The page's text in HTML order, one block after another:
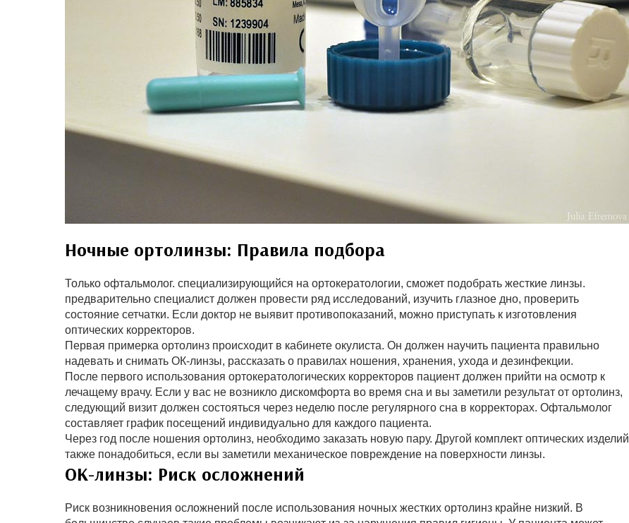
Ночные ортолинзы: Правила подбора
Только офтальмолог. специализирующийся на ортокератологии, сможет подобрать жесткие линзы.
предварительно специалист должен провести ряд исследований, изучить глазное дно, проверить
состояние сетчатки. Если доктор не выявит противопоказаний, можно приступать к изготовления
оптических корректоров.
Первая примерка ортолинз происходит в кабинете окулиста. Он должен научить пациента правильно
надевать и снимать ОК-линзы, рассказать о правилах ношения, хранения, ухода и дезинфекции.
После первого использования ортокератологических корректоров пациент должен прийти на осмотр к
лечащему врачу. Если у вас не возникло дискомфорта во время сна и вы заметили результат от ортолинз,
следующий визит должен состояться через неделю после регулярного сна в корректорах. Офтальмолог
составляет график посещений индивидуально для каждого пациента.
Через год после ношения ортолинз, необходимо заказать новую пару. Другой комплект оптических изделий
также понадобиться, если вы заметили механическое повреждение на поверхности линзы.
ОК-линзы: Риск осложнений
Риск возникновения осложнений после использования ночных жестких ортолинз крайне низкий. В